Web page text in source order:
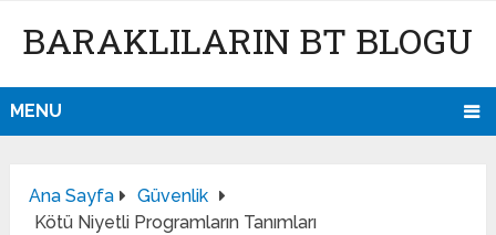
BARAKLILARIN BT BLOGU
MENU
Ana Sayfa
Güvenlik
Kötü Niyetli Programların Tanımları